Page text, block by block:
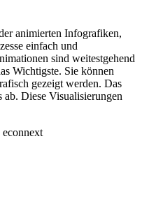
animierten Infografiken,
einfach und
sind weitestgehend
Wichtigste. Sie können
gezeigt werden. Das
Diese Visualisierungen